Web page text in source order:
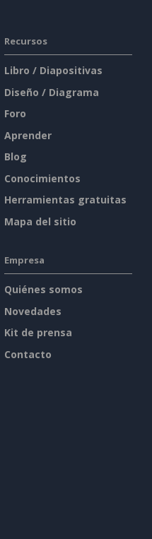
Recursos
Libro / Diapositivas
Diseño / Diagrama
Foro
Aprender
Blog
Conocimientos
Herramientas gratuitas
Mapa del sitio
Empresa
Quiénes somos
Novedades
Kit de prensa
Contacto